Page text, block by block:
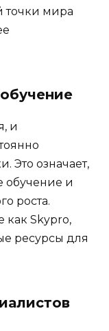
точки мира
и
Это означает,
обучение и
роста.
как Skypro,
ресурсы для